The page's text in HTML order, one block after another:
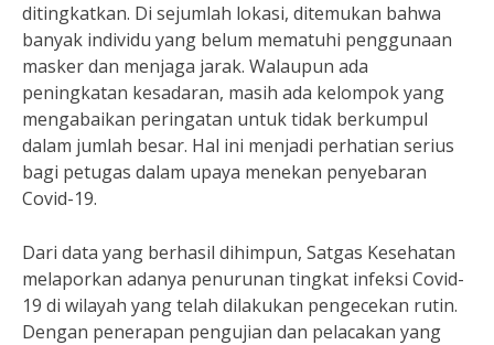
ditingkatkan. Di sejumlah lokasi, ditemukan bahwa
banyak individu yang belum mematuhi penggunaan
masker dan menjaga jarak. Walaupun ada
peningkatan kesadaran, masih ada kelompok yang
mengabaikan peringatan untuk tidak berkumpul
dalam jumlah besar. Hal ini menjadi perhatian serius
bagi petugas dalam upaya menekan penyebaran
Covid-19.
Dari data yang berhasil dihimpun, Satgas Kesehatan
melaporkan adanya penurunan tingkat infeksi Covid-
19 di wilayah yang telah dilakukan pengecekan rutin.
Dengan penerapan pengujian dan pelacakan yang